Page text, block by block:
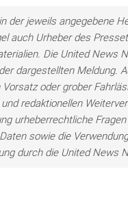
der jeweils angegebene
auch Urheber des
Die United News
dargestellten Meldung.
oder grober
redaktionellen
urheberrechtliche
sowie die
durch die United News